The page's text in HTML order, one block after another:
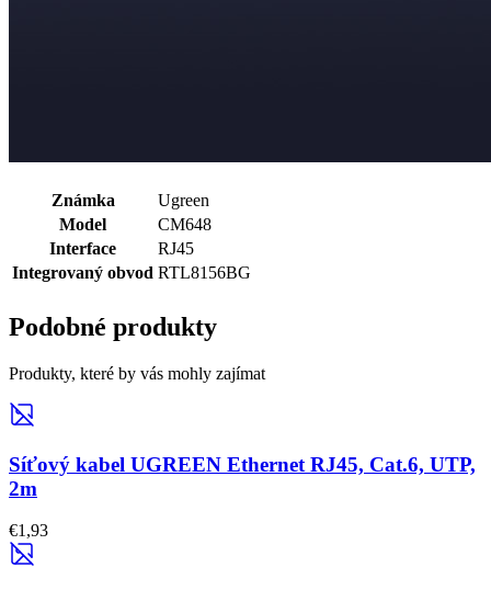
Známka
Ugreen
Model
CM648
Interface
RJ45
Integrovaný obvod RTL8156BG
Podobné produkty
Produkty, které by vás mohly zajímat
Síťový kabel UGREEN Ethernet RJ45, Cat.6, UTP,
2m
€1,93